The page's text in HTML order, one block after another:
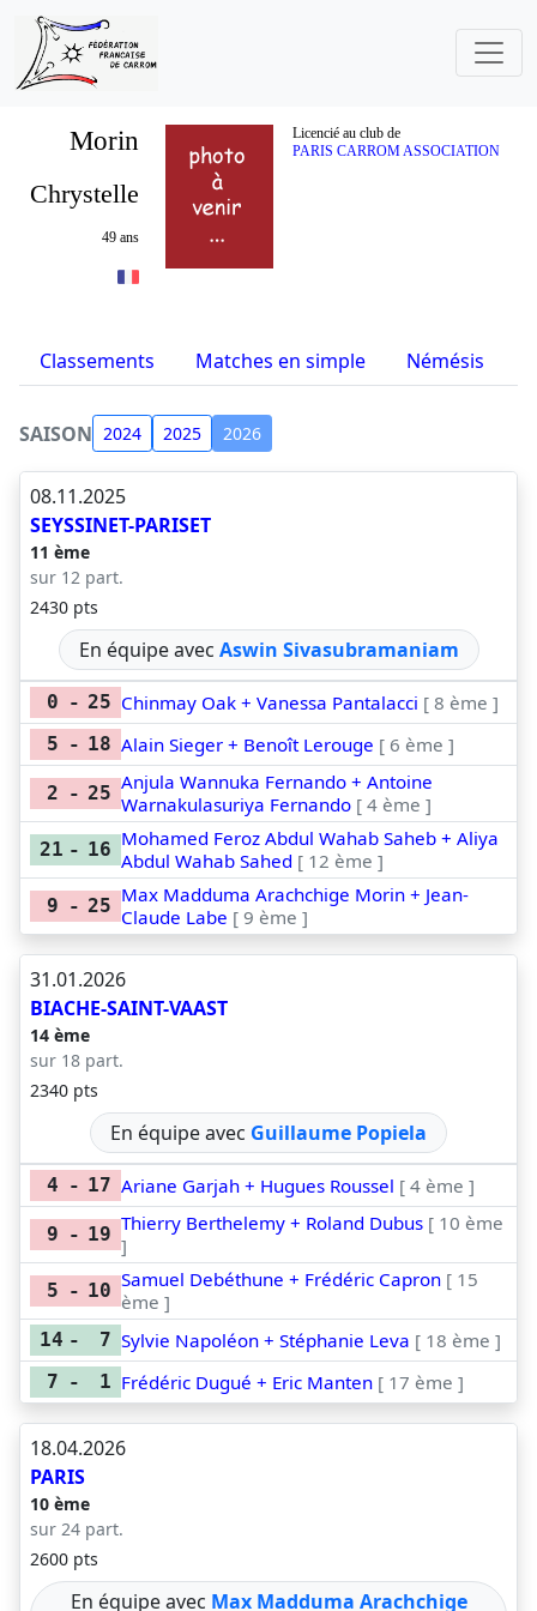
Morin
Licencié au club de
PARIS CARROM ASSOCIATION
Chrystelle
49 ans
Classements Matches en simple Némésis
SAISON 2024 2025 2026
08.11.2025
SEYSSINET-PARISET
11 ème
sur 12 part.
2430 pts
En équipe avec Aswin Sivasubramaniam
0 - 25 Chinmay Oak + Vanessa Pantalacci [ 8 ème ]
5 - 18 Alain Sieger + Benoît Lerouge [ 6 ème ]
2 - 25 Anjula Wannuka Fernando + Antoine
Warnakulasuriya Fernando [ 4 ème ]
21 - 16 Mohamed Feroz Abdul Wahab Saheb + Aliya
Abdul Wahab Sahed [ 12 ème ]
9 - 25 Max Madduma Arachchige Morin + Jean-
Claude Labe [ 9 ème ]
31.01.2026
BIACHE-SAINT-VAAST
14 ème
sur 18 part.
2340 pts
En équipe avec Guillaume Popiela
4 - 17 Ariane Garjah + Hugues Roussel [ 4 ème ]
9 - 19 Thierry Berthelemy + Roland Dubus [ 10 ème
]
5 - 10 Samuel Debéthune + Frédéric Capron [ 15
ème ]
14 - 7 Sylvie Napoléon + Stéphanie Leva [ 18 ème ]
7 - 1 Frédéric Dugué + Eric Manten [ 17 ème ]
18.04.2026
PARIS
10 ème
sur 24 part.
2600 pts
En équipe avec Max Madduma Arachchige